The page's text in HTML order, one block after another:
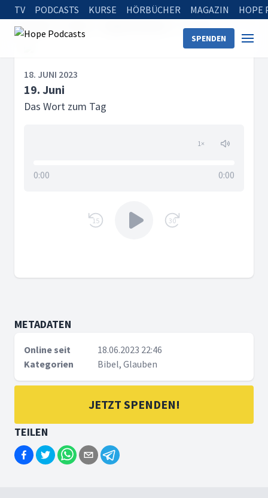
TV PODCASTS KURSE HÖRBÜCHER MAGAZIN HOPE
SPENDEN
Startseite 19. Juni
18. JUNI 2023
19. Juni
Das Wort zum Tag
1×
0:00 0:00
15 30
METADATEN
Online seit
18.06.2023 22:46
Kategorien
Bibel, Glauben
JETZT SPENDEN!
TEILEN